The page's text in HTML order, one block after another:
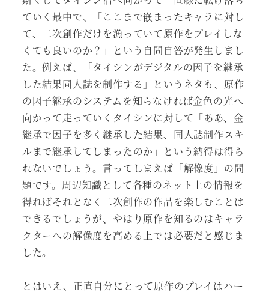
ていく最中で、「ここまで嵌まったキャラに対し
て、二次創作だけを漁っていて原作をプレイしな
くても良いのか？」という自問自答が発生しまし
た。例えば、「タイシンがデジタルの因子を継承
した結果同人誌を制作する」というネタも、原作
の因子継承のシステムを知らなければ金色の光へ
向かって走っていくタイシンに対して「ああ、金
継承で因子を多く継承した結果、同人誌制作スキ
ルまで継承してしまったのか」という納得は得ら
れないでしょう。言ってしまえば「解像度」の問
題です。周辺知識として各種のネット上の情報を
得ればそれとなく二次創作の作品を楽しむことは
できるでしょうが、やはり原作を知るのはキャラ
クターへの解像度を高める上では必要だと感じま
した。
とはいえ、正直自分にとって原作のプレイはハー